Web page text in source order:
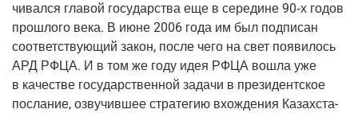
чи­вал­ся гла­вой госу­дар­ства еще в сере­дине 90‑х годов
про­шло­го века. В июне 2006 года им был под­пи­сан
соот­вет­ству­ю­щий закон, после чего на свет появи­лось
АРД РФЦА. И в том же году идея РФЦА вошла уже
в каче­стве госу­дар­ствен­ной зада­чи в пре­зи­дент­ское
посла­ние, озву­чив­шее стра­те­гию вхож­де­ния Казах­ста­